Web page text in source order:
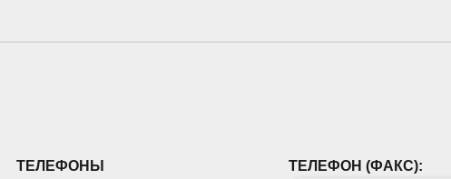
ТЕЛЕФОНЫ ТЕЛЕФОН (ФАКС):